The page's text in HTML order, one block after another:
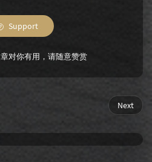
Support
对你有用，请随意赞赏
Next